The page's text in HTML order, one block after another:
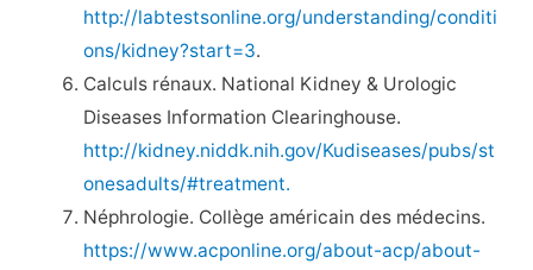
http://labtestsonline.org/understanding/conditi
ons/kidney?start=3.
Calculs rénaux. National Kidney & Urologic
Diseases Information Clearinghouse.
http://kidney.niddk.nih.gov/Kudiseases/pubs/st
onesadults/#treatment.
Néphrologie. Collège américain des médecins.
https://www.acponline.org/about-acp/about-